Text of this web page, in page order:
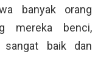
banyak orang
mereka benci,
sangat baik dan